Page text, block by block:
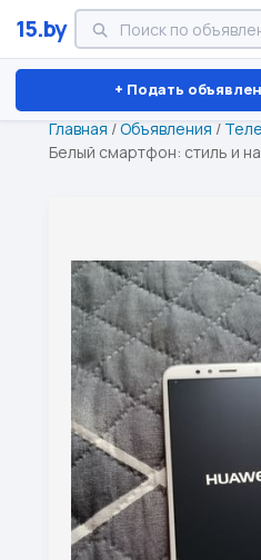
15.by
+ Подать
Минск Витебск
Главная /Объявления /
Белый смартфон: стиль и